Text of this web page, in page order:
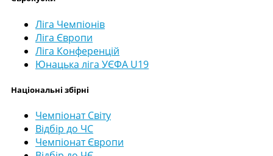
Ліга Чемпіонів
Ліга Європи
Ліга Конференцій
Юнацька ліга УЄФА U19
Національні збірні
Чемпіонат Світу
Відбір до ЧС
Чемпіонат Європи